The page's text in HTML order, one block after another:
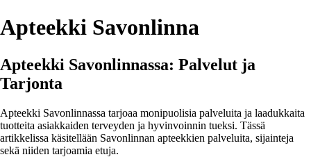
Apteekki Savonlinna
Apteekki Savonlinnassa: Palvelut ja
Tarjonta
Apteekki Savonlinnassa tarjoaa monipuolisia palveluita ja laadukkaita
tuotteita asiakkaiden terveyden ja hyvinvoinnin tueksi. Tässä
artikkelissa käsitellään Savonlinnan apteekkien palveluita, sijainteja
sekä niiden tarjoamia etuja.